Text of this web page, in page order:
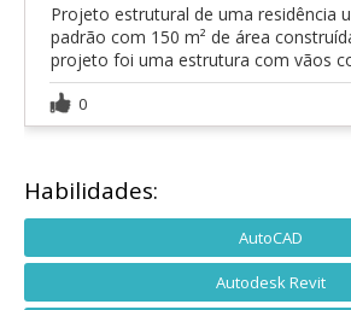
Projeto estrutural de uma residência
padrão com 150 m² de área
projeto foi uma estrutura com vãos
0
Habilidades:
AutoCAD
Autodesk Revit